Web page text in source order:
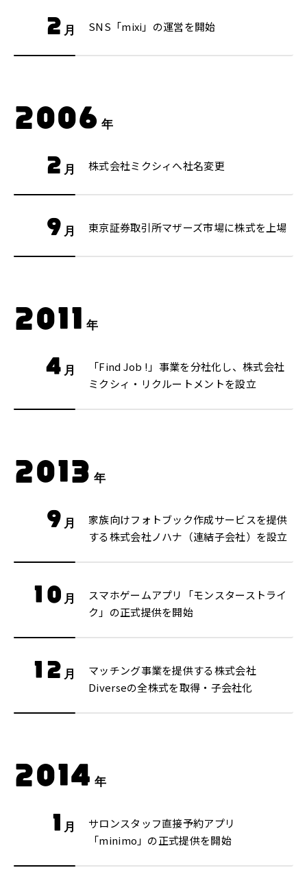
2 月 SNS「mixi」の運営を開始
2006 年
2 月 株式会社ミクシィへ社名変更
9 月 東京証券取引所マザーズ市場に株式を上場
2011 年
4 月
「Find Job !」事業を分社化し、株式会社
ミクシィ・リクルートメントを設立
2013 年
9 月
家族向けフォトブック作成サービスを提供
する株式会社ノハナ（連結子会社）を設立
10 月
スマホゲームアプリ「モンスターストライ
ク」の正式提供を開始
12 月
マッチング事業を提供する株式会社
Diverseの全株式を取得・子会社化
2014 年
1 月
サロンスタッフ直接予約アプリ
「minimo」の正式提供を開始